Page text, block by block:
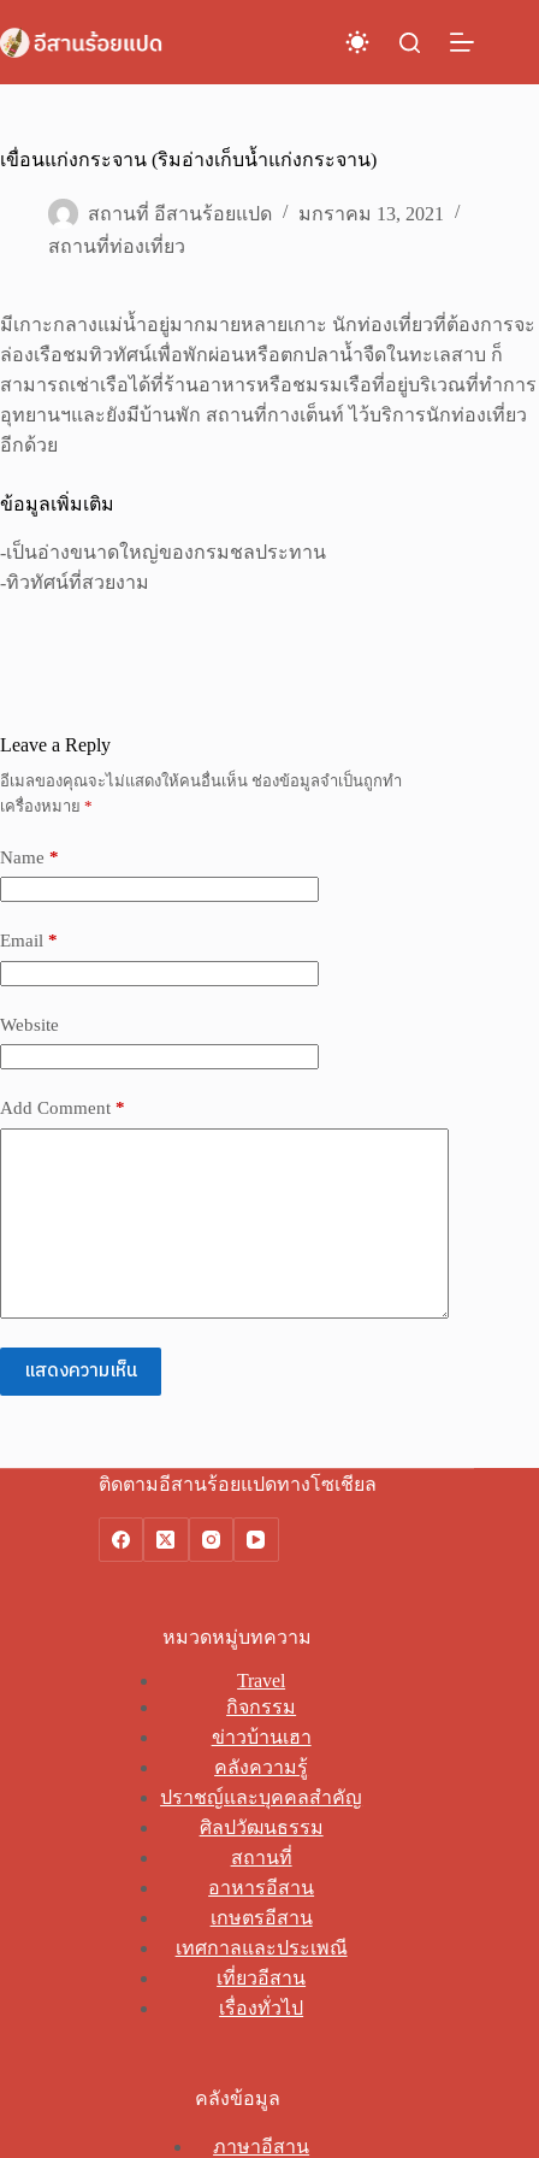
to
content
เขื่อนแก่งกระจาน (ริมอ่างเก็บน้ำแก่งกระจาน)
สถานที่ อีสานร้อยแปด
มกราคม 13, 2021
สถานที่ท่องเที่ยว
มีเกาะกลางแม่น้ำอยู่มากมายหลายเกาะ นักท่องเที่ยวที่ต้องการจะ
ล่องเรือชมทิวทัศน์เพื่อพักผ่อนหรือตกปลาน้ำจืดในทะเลสาบ ก็
สามารถเช่าเรือได้ที่ร้านอาหารหรือชมรมเรือที่อยู่บริเวณที่ทำการ
อุทยานฯและยังมีบ้านพัก สถานที่กางเต็นท์ ไว้บริการนักท่องเที่ยว
อีกด้วย
ข้อมูลเพิ่มเติม
-เป็นอ่างขนาดใหญ่ของกรมชลประทาน
-ทิวทัศน์ที่สวยงาม
Leave a Reply
อีเมลของคุณจะไม่แสดงให้คนอื่นเห็น ช่องข้อมูลจำเป็นถูกทำ
เครื่องหมาย *
Name *
Email *
Website
Add Comment *
แสดงความเห็น
ติดตามอีสานร้อยแปดทางโซเชียล
หมวดหมู่บทความ
Travel
กิจกรรม
ข่าวบ้านเฮา
คลังความรู้
ปราชญ์และบุคคลสำคัญ
ศิลปวัฒนธรรม
สถานที่
อาหารอีสาน
เกษตรอีสาน
เทศกาลและประเพณี
เที่ยวอีสาน
เรื่องทั่วไป
คลังข้อมูล
ภาษาอีสาน